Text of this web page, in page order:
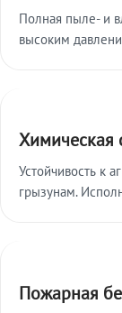
Полная пыле- и
высоким
Химическая
Устойчивость к
грызунам.
Пожарная